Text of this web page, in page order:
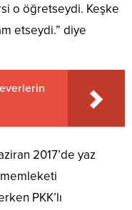
o öğretseydi. Keşke
etseydi.” diye
2017’de yaz
PKK’lı